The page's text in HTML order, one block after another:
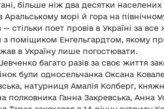
більше ніж два десятки
Аральському морі й гора на
— стільки поет провів в Україні за все
з поміщиком Енгельгардтом, якому
в Україну лише погостювати.
багато разів за своє життя
були односельчанка Оксана
натурниця Амалія Колберг,
полковника Ганна Закревська, Анна